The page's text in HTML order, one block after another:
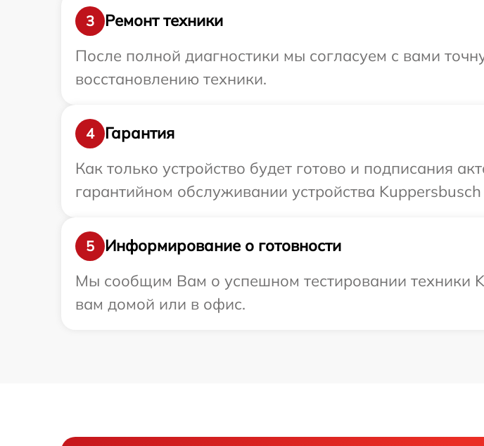
3
Ремонт техники
После полной диагностики мы согласуем с вами
восстановлению техники.
4
Гарантия
Как только устройство будет готово и подписания
гарантийном обслуживании устройства
5
Информирование о готовности
Мы сообщим Вам о успешном тестировании техники
вам домой или в офис.